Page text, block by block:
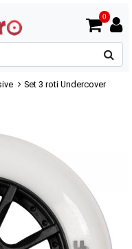
0
Set 3 roti Undercover